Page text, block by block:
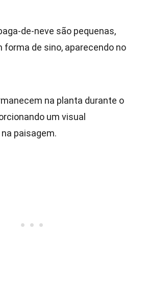
de-neve são pequenas,
forma de sino, aparecendo no
na planta durante o
um visual
paisagem.